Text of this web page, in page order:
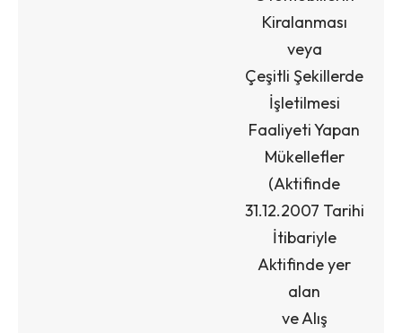
Kiralanması
veya
Çeşitli Şekillerde
İşletilmesi
Faaliyeti Yapan
Mükellefler
(Aktifinde
31.12.2007 Tarihi
İtibariyle
Aktifinde yer
alan
ve Alış